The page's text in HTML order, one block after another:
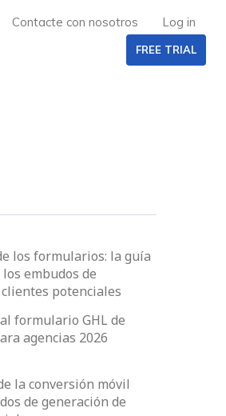
Contacte con nosotros Log in
FREE TRIAL
los formularios: la guía
embudos de
potenciales
formulario GHL de
agencias 2026
la conversión móvil
de generación de